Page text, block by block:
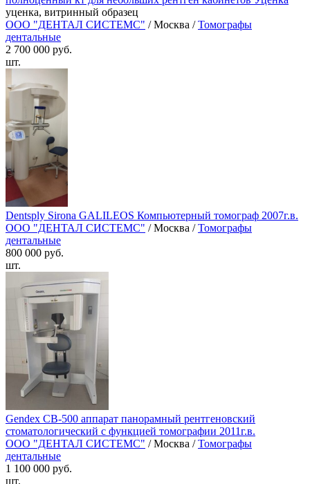
уценка, витринный образец
ООО "ДЕНТАЛ СИСТЕМС" / Москва /Томографы
дентальные
2 700 000 руб.
шт.
Dentsply Sirona GALILEOS Компьютерный томограф 2007г.в.
ООО "ДЕНТАЛ СИСТЕМС" / Москва /Томографы
дентальные
800 000 руб.
шт.
Gendex CB-500 аппарат панорамный рентгеновский
стоматологический с функцией томографии 2011г.в.
ООО "ДЕНТАЛ СИСТЕМС" / Москва /Томографы
дентальные
1 100 000 руб.
шт.